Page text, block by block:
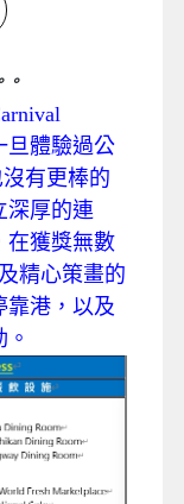
。
旦體驗過公
有更棒的
深厚的連
在獲獎無數
精心策畫的
靠港，以及